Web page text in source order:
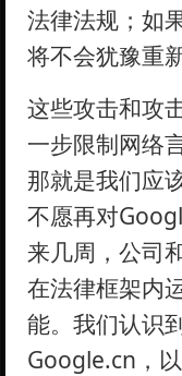
法律法规；如
将不会犹豫重
这些攻击和攻
一步限制网络
那就是我们应
不愿再对
来几周，公司
在法律框架内
能。我们认识
Google.cn，